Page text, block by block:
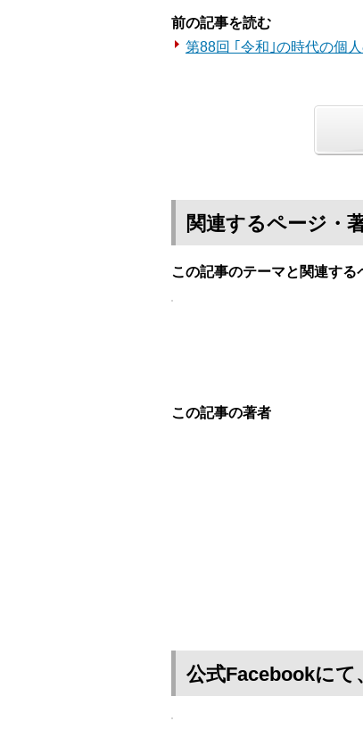
前の記事を読む
第88回 ｢令和｣の時代の個
関連するページ・
この記事のテーマと関連する
この記事の著者
公式Facebookにて